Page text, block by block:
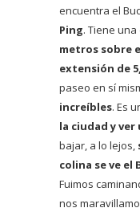
encuentra el
Ping. Tiene
metros sobre
extensión de
paseo en sí
increíbles. Es
la ciudad y
bajar, a lo lejos,
colina se ve el
Fuimos
nos